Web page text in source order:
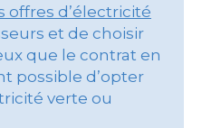
offres d’électricité
et de choisir
que le contrat en
possible d’opter
verte ou